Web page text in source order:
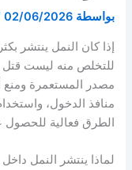
بواسطة 02/06/2026
إذا كان النمل ينتشر
للتخلص منه ليست قتل
مصدر المستعمرة ومنع
منافذ الدخول،
الطرق فعالية للحصول
لماذا ينتشر النمل